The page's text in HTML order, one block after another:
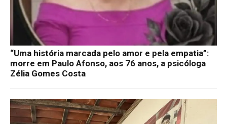
“Uma história marcada pelo amor e pela empatia”:
morre em Paulo Afonso, aos 76 anos, a psicóloga
Zélia Gomes Costa